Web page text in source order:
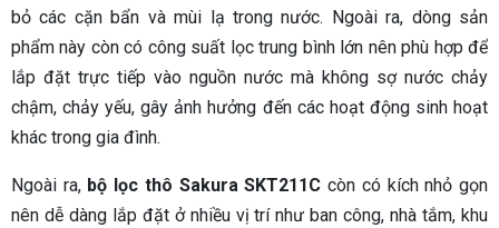
bỏ các cặn bẩn và mùi lạ trong nước. Ngoài ra, dòng sản
phẩm này còn có công suất lọc trung bình lớn nên phù hợp để
lắp đặt trực tiếp vào nguồn nước mà không sợ nước chảy
chậm, chảy yếu, gây ảnh hưởng đến các hoạt động sinh hoạt
khác trong gia đình.
Ngoài ra, bộ lọc thô Sakura SKT211C còn có kích nhỏ gọn
nên dễ dàng lắp đặt ở nhiều vị trí như ban công, nhà tắm, khu